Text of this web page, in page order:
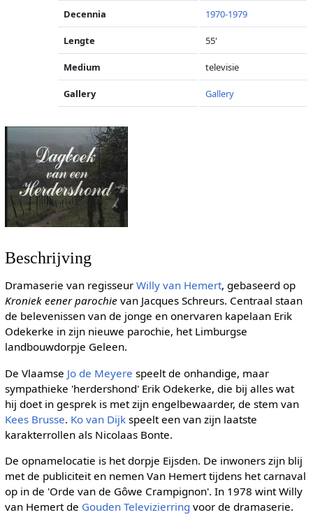
Decennia 1970-1979
Lengte 55'
Medium televisie
Gallery Gallery
Beschrijving
Dramaserie van regisseur Willy van Hemert, gebaseerd op
Kroniek eener parochie van Jacques Schreurs. Centraal staan
de belevenissen van de jonge en onervaren kapelaan Erik
Odekerke in zijn nieuwe parochie, het Limburgse
landbouwdorpje Geleen.
De Vlaamse Jo de Meyere speelt de onhandige, maar
sympathieke 'herdershond' Erik Odekerke, die bij alles wat
hij doet in gesprek is met zijn engelbewaarder, de stem van
Kees Brusse. Ko van Dijkspeelt een van zijn laatste
karakterrollen als Nicolaas Bonte.
De opnamelocatie is het dorpje Eijsden. De inwoners zijn blij
met de publiciteit en nemen Van Hemert tijdens het carnaval
op in de 'Orde van de Gôwe Crampignon'. In 1978 wint Willy
van Hemert de Gouden Televizierring voor de dramaserie.